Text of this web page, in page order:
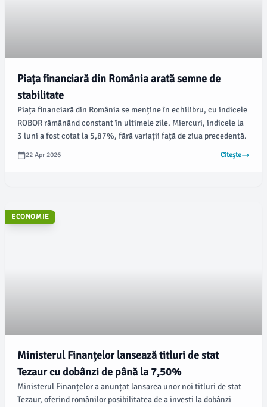
Piața financiară din România arată semne de
stabilitate
Piața financiară din România se menține în echilibru, cu indicele
ROBOR rămânând constant în ultimele zile. Miercuri, indicele la
3 luni a fost cotat la 5,87%, fără variații față de ziua precedentă.
22 Apr 2026 Citește
ECONOMIE
Ministerul Finanțelor lansează titluri de stat
Tezaur cu dobânzi de până la 7,50%
Ministerul Finanțelor a anunțat lansarea unor noi titluri de stat
Tezaur, oferind românilor posibilitatea de a investi la dobânzi